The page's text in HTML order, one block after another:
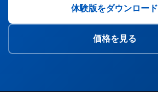
体験版をダウンロード
価格を見る